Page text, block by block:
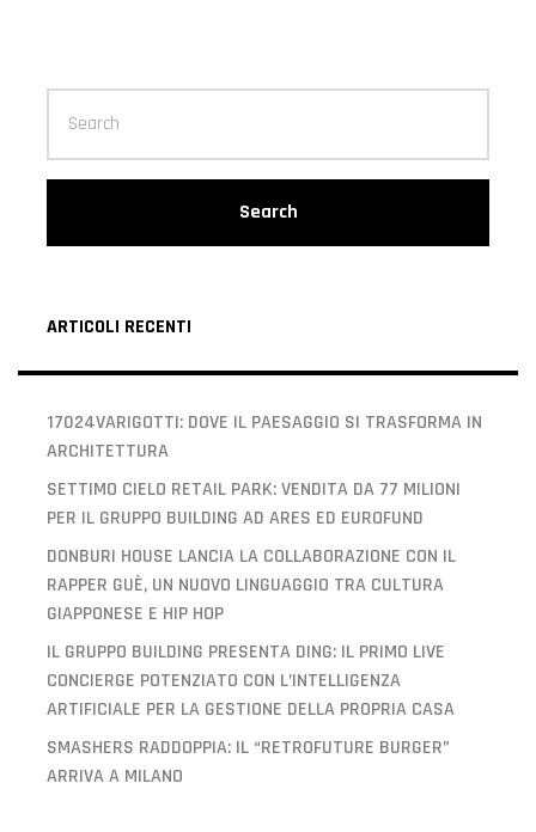
Search
ARTICOLI RECENTI
17024VARIGOTTI: DOVE IL PAESAGGIO SI TRASFORMA IN
ARCHITETTURA
SETTIMO CIELO RETAIL PARK: VENDITA DA 77 MILIONI
PER IL GRUPPO BUILDING AD ARES ED EUROFUND
DONBURI HOUSE LANCIA LA COLLABORAZIONE CON IL
RAPPER GUÈ, UN NUOVO LINGUAGGIO TRA CULTURA
GIAPPONESE E HIP HOP
IL GRUPPO BUILDING PRESENTA DING: IL PRIMO LIVE
CONCIERGE POTENZIATO CON L’INTELLIGENZA
ARTIFICIALE PER LA GESTIONE DELLA PROPRIA CASA
SMASHERS RADDOPPIA: IL “RETROFUTURE BURGER”
ARRIVA A MILANO